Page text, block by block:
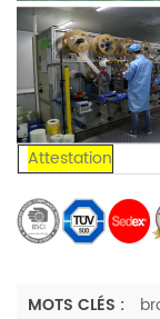
Attestation
MOTS CLÉS :